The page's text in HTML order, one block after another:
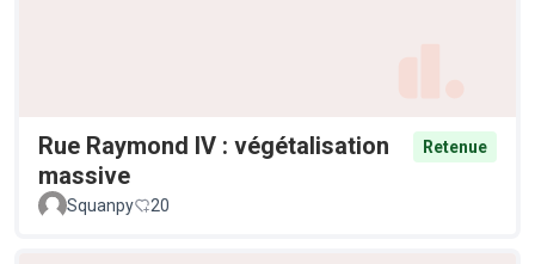
Rue Raymond IV : végétalisation
massive
Retenue
Squanpy 20